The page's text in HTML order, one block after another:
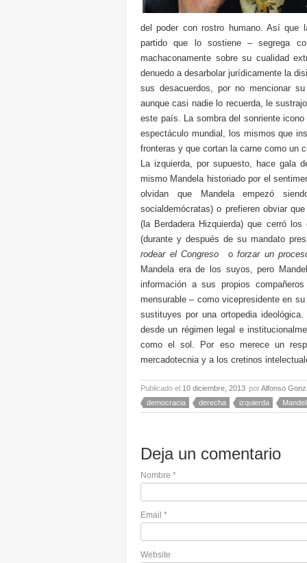
del poder con rostro humano. Así que
partido que lo sostiene – segrega
machaconamente sobre su cualidad
denuedo a desarbolar jurídicamente la
sus desacuerdos, por no mencionar
aunque casi nadie lo recuerda, le
este país. La sombra del sonriente
espectáculo mundial, los mismos que
fronteras y que cortan la carne como un
La izquierda, por supuesto, hace gala
mismo Mandela historiado por el
olvidan que Mandela empezó
socialdemócratas) o prefieren obviar
(la Berdadera Hizquierda) que cerró
(durante y después de su mandato
rodear el Congreso oforzar un
Mandela era de los suyos, pero
información a sus propios
mensurable – como vicepresidente en
sustituyes por una ortopedia
desde un régimen legal e
como el sol. Por eso merece un
mercadotecnia y a los cretinos
Publicado el 10 diciembre, 2013 porAlfonso
democracia
derecha izquierda
Deja un comentario
Nombre *
Email *
Website